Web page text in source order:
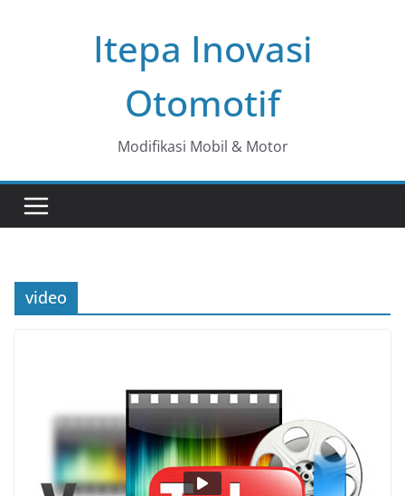
Itepa Inovasi
Otomotif
Modifikasi Mobil & Motor
video